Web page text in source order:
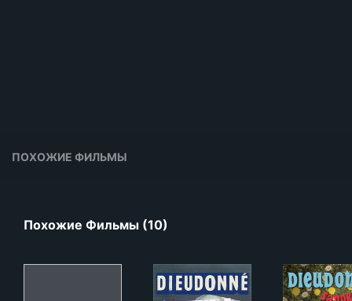
ПОХОЖИЕ ФИЛЬМЫ
Похожие Фильмы (10)